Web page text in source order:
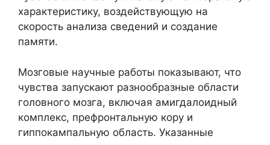
характеристику, воздействующую на
скорость анализа сведений и создание
памяти.
Мозговые научные работы показывают, что
чувства запускают разнообразные области
головного мозга, включая амигдалоидный
комплекс, префронтальную кору и
гиппокампальную область. Указанные